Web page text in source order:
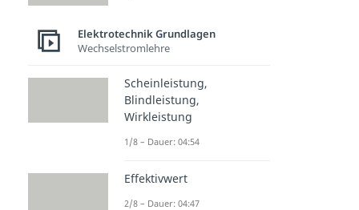
Elektrotechnik Grundlagen
Wechselstromlehre
Scheinleistung,
Blindleistung,
Wirkleistung
1/8 – Dauer: 04:54
Effektivwert
2/8 – Dauer: 04:47